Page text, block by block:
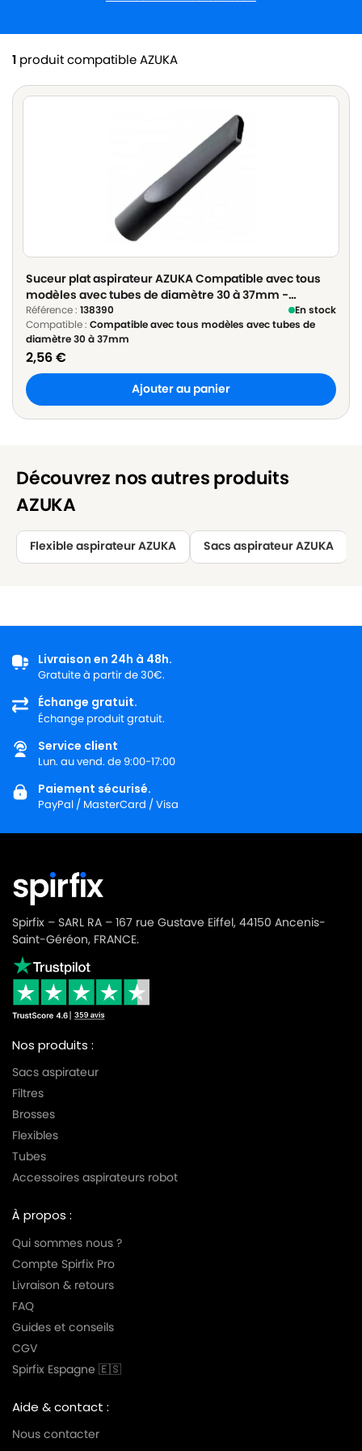
1 produit compatible AZUKA
Suceur plat aspirateur AZUKA Compatible avec tous
modèles avec tubes de diamètre 30 à 37mm -
Diamètre 35mm
Référence : 138390
En stock
Compatible : Compatible avec tous modèles avec tubes de
diamètre 30 à 37mm
2,56€
Ajouter au panier
Découvrez nos autres produits
AZUKA
Flexible aspirateur AZUKA Sacs aspirateur AZUKA
Livraison en 24h à 48h.
Gratuite à partir de 30€.
Échange gratuit.
Échange produit gratuit.
Service client
Lun. au vend. de 9:00-17:00
Paiement sécurisé.
PayPal / MasterCard / Visa
Spirfix – SARL RA – 167 rue Gustave Eiffel, 44150 Ancenis-
Saint-Géréon, FRANCE.
Nos produits :
Sacs aspirateur
Filtres
Brosses
Flexibles
Tubes
Accessoires aspirateurs robot
À propos :
Qui sommes nous ?
Compte Spirfix Pro
Livraison & retours
FAQ
Guides et conseils
CGV
Spirfix Espagne 🇪🇸
Aide & contact :
Nous contacter